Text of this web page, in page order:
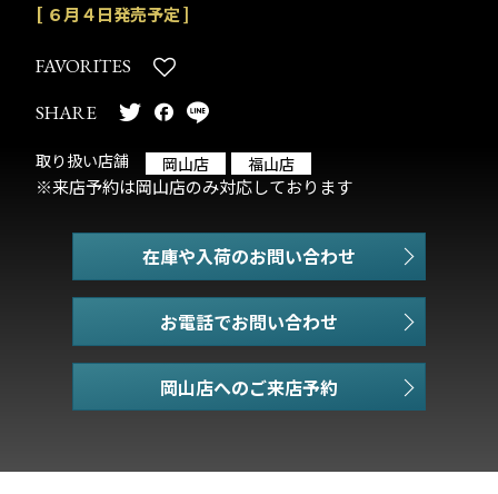
[ ６月４日発売予定 ]
FAVORITES
SHARE
取り扱い店舗 岡山店 福山店
※来店予約は岡山店のみ対応しております
在庫や入荷のお問い合わせ
お電話でお問い合わせ